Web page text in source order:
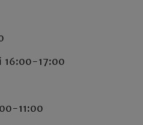
16:00-17:00
11:00